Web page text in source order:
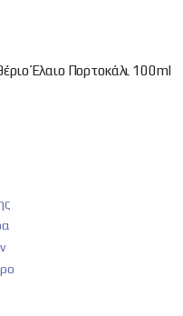
Έλαιο Πορτοκάλι 100ml